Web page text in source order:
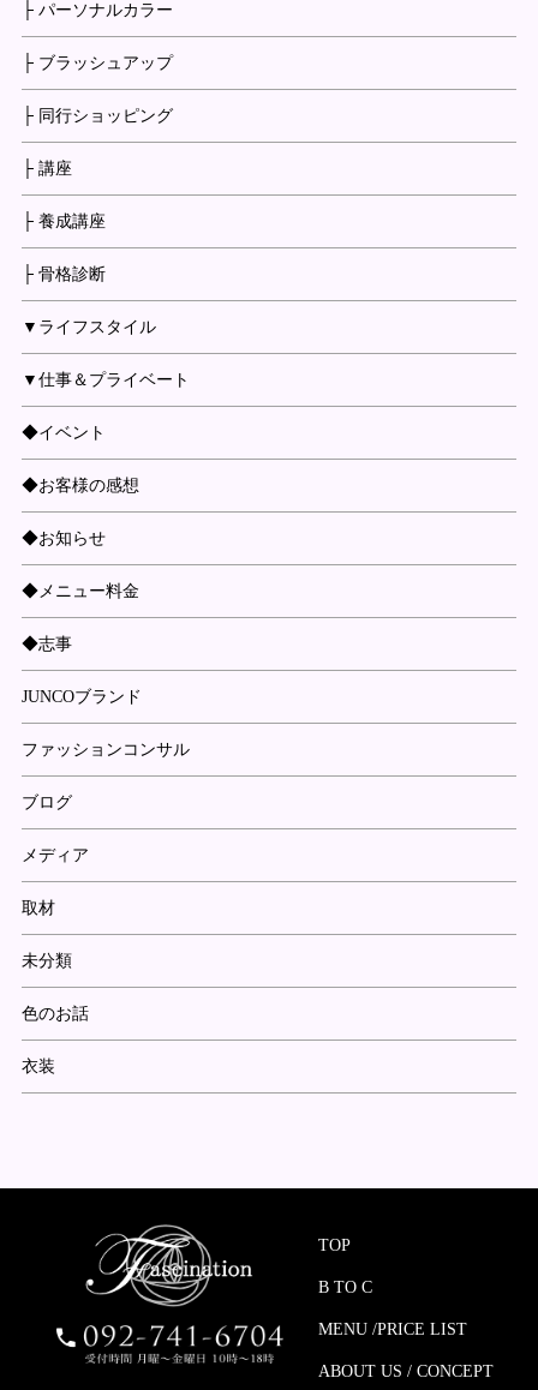
├ パーソナルカラー
├ ブラッシュアップ
├ 同行ショッピング
├ 講座
├ 養成講座
├ 骨格診断
▼ライフスタイル
▼仕事＆プライベート
◆イベント
◆お客様の感想
◆お知らせ
◆メニュー料金
◆志事
JUNCOブランド
ファッションコンサル
ブログ
メディア
取材
未分類
色のお話
衣装
TOP
B TO C
MENU /PRICE LIST
ABOUT US / CONCEPT